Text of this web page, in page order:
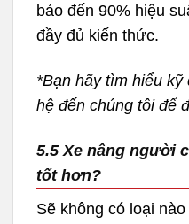
bảo đến 90% hiệu
đầy đủ kiến thức.
*Bạn hãy tìm hiểu
hệ đến chúng tôi để
5.5 Xe nâng người
tốt hơn?
Sẽ không có loại